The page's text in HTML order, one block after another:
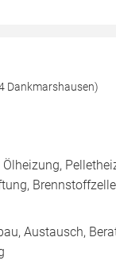
Dankmarshausen)
Austausch,